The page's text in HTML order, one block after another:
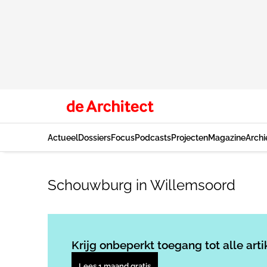
ActueelDossiersFocusPodcastsProjectenMagazine
Schouwburg in Willemsoord
Krijg onbeperkt toegang tot alle